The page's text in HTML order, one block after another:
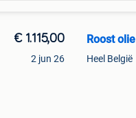
€ 1.115,00
2 jun 26
Roost olie
Heel België